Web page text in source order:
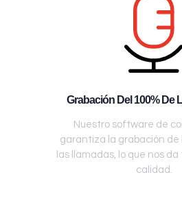
Grabación Del 100% De
Nuestro software de
garantiza la grabación
las llamadas, lo que nos
calidad.